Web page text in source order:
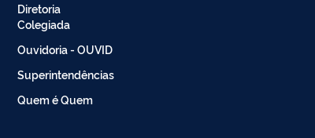
Diretoria
Colegiada
Ouvidoria - OUVID
Superintendências
Quem é Quem